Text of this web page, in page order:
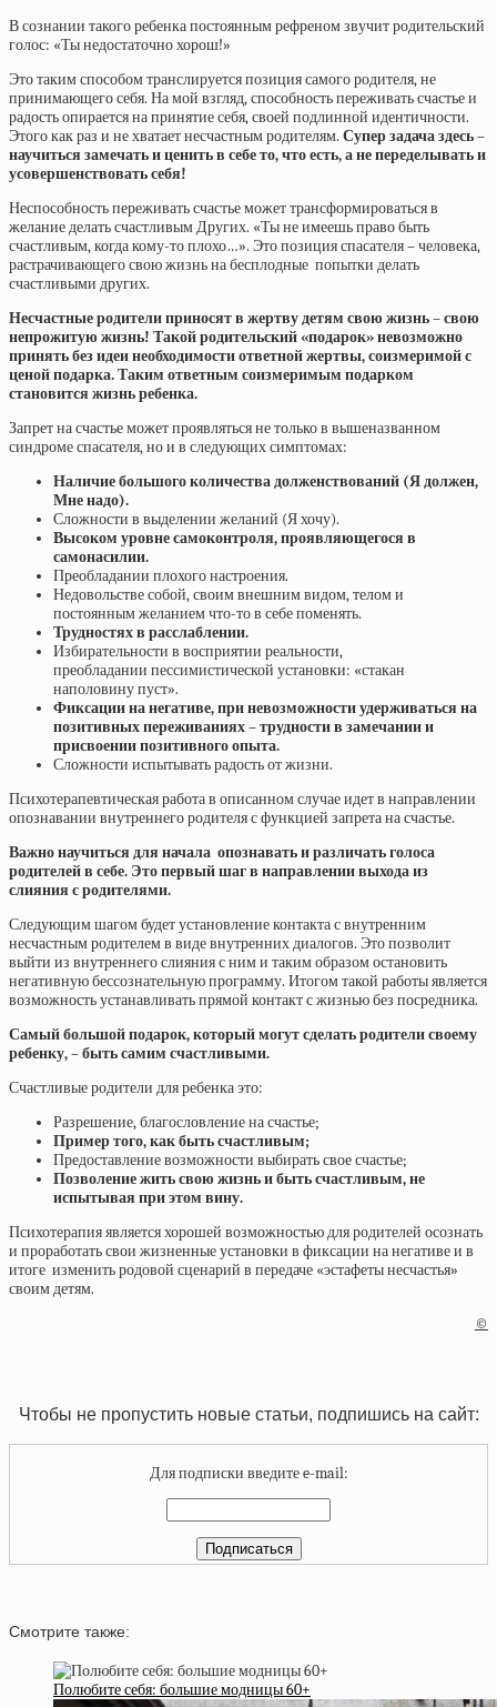
В сознании такого ребенка постоянным рефреном звучит родительский
голос: «Ты недостаточно хорош!»
Это таким способом транслируется позиция самого родителя, не
принимающего себя. На мой взгляд, способность переживать счастье и
радость опирается на принятие себя, своей подлинной идентичности.
Этого как раз и не хватает несчастным родителям. Супер задача здесь –
научиться замечать и ценить в себе то, что есть, а не переделывать и
усовершенствовать себя!
Неспособность переживать счастье может трансформироваться в
желание делать счастливым Других. «Ты не имеешь право быть
счастливым, когда кому-то плохо…». Это позиция спасателя – человека,
растрачивающего свою жизнь на бесплодные попытки делать
счастливыми других.
Несчастные родители приносят в жертву детям свою жизнь – свою
непрожитую жизнь! Такой родительский «подарок» невозможно
принять без идеи необходимости ответной жертвы, соизмеримой с
ценой подарка. Таким ответным соизмеримым подарком
становится жизнь ребенка.
Запрет на счастье может проявляться не только в вышеназванном
синдроме спасателя, но и в следующих симптомах:
Наличие большого количества долженствований (Я должен,
Мне надо).
Сложности в выделении желаний (Я хочу).
Высоком уровне самоконтроля, проявляющегося в
самонасилии.
Преобладании плохого настроения.
Недовольстве собой, своим внешним видом, телом и
постоянным желанием что-то в себе поменять.
Трудностях в расслаблении.
Избирательности в восприятии реальности,
преобладании пессимистической установки: «стакан
наполовину пуст».
Фиксации на негативе, при невозможности удерживаться на
позитивных переживаниях – трудности в замечании и
присвоении позитивного опыта.
Сложности испытывать радость от жизни.
Психотерапевтическая работа в описанном случае идет в направлении
опознавании внутреннего родителя с функцией запрета на счастье.
Важно научиться для начала опознавать и различать голоса
родителей в себе. Это первый шаг в направлении выхода из
слияния с родителями.
Следующим шагом будет установление контакта с внутренним
несчастным родителем в виде внутренних диалогов. Это позволит
выйти из внутреннего слияния с ним и таким образом остановить
негативную бессознательную программу. Итогом такой работы является
возможность устанавливать прямой контакт с жизнью без посредника.
Самый большой подарок, который могут сделать родители своему
ребенку, – быть самим счастливыми.
Счастливые родители для ребенка это:
Разрешение, благословление на счастье;
Пример того, как быть счастливым;
Предоставление возможности выбирать свое счастье;
Позволение жить свою жизнь и быть счастливым, не
испытывая при этом вину.
Психотерапия является хорошей возможностью для родителей осознать
и проработать свои жизненные установки в фиксации на негативе и в
итоге изменить родовой сценарий в передаче «эстафеты несчастья»
своим детям.
©
Чтобы не пропустить новые статьи, подпишись на сайт:
Для подписки введите e-mail:
Смотрите также:
Полюбите себя: большие модницы 60+